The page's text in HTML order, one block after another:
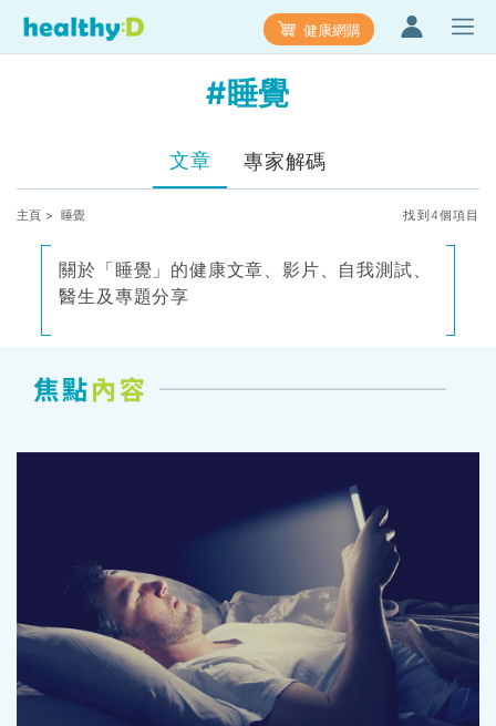
健康網購
#睡覺
文章 專家解碼
主頁 > 睡覺 找到4個項目
關於「睡覺」的健康文章、影片、自我測試、
醫生及專題分享